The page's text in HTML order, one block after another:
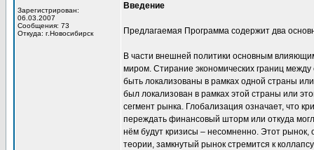
Зарегистрирован:
06.03.2007
Сообщения: 73
Откуда: г.Новосибирск
Введение
Предлагаемая Программа содержит два
В части внешней политики основным
миром. Стирание экономических границ между
быть локализованы в рамках одной страны
был локализован в рамках этой страны или
сегмент рынка. Глобализация означает, что
переждать финансовый шторм или откуда
нём будут кризисы – несомненно. Этот рынок,
теории, замкнутый рынок стремится к